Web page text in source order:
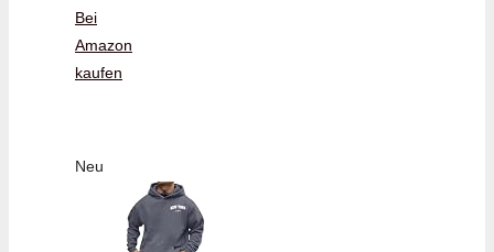
Bei
Amazon
kaufen
Neu